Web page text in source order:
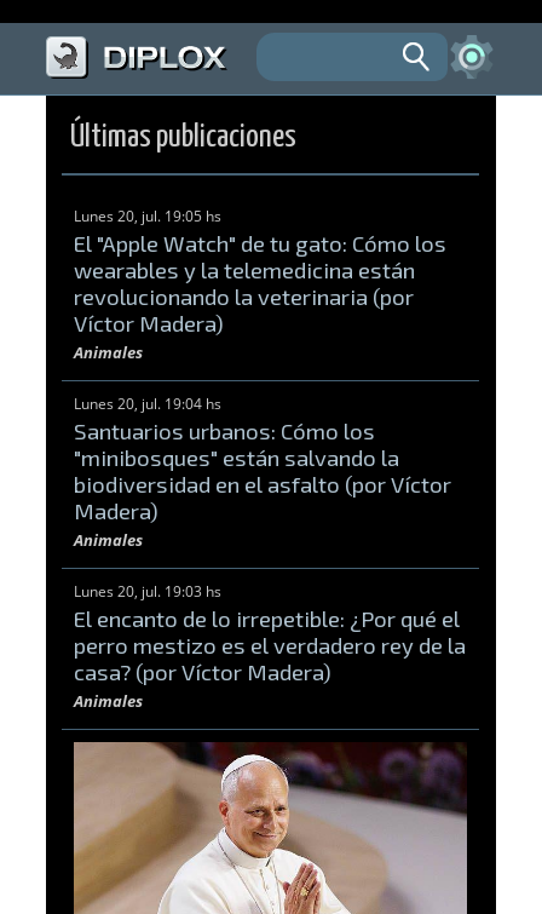
Últimas publicaciones
Lunes 20, jul. 19:05 hs
El "Apple Watch" de tu gato: Cómo los
wearables y la telemedicina están
revolucionando la veterinaria (por
Víctor Madera)
Animales
Lunes 20, jul. 19:04 hs
Santuarios urbanos: Cómo los
"minibosques" están salvando la
biodiversidad en el asfalto (por Víctor
Madera)
Animales
Lunes 20, jul. 19:03 hs
El encanto de lo irrepetible: ¿Por qué el
perro mestizo es el verdadero rey de la
casa? (por Víctor Madera)
Animales